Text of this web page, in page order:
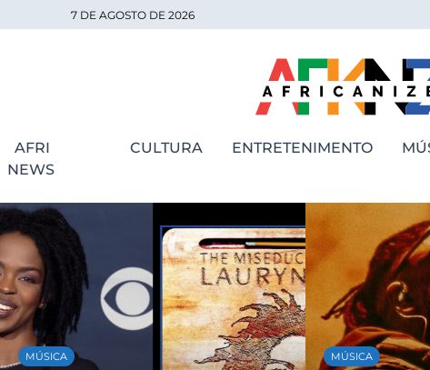
7 DE AGOSTO DE 2026
AFRI
NEWS
CULTURA ENTRETENIMENTO
MÚSICA MÚSICA